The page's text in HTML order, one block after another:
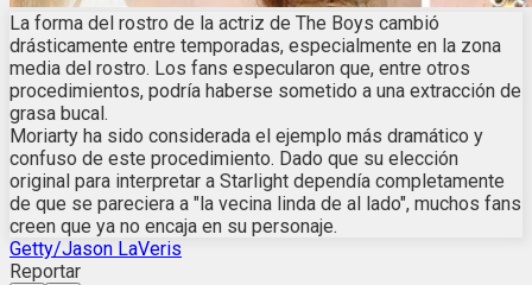
La forma del rostro de la actriz de The Boys cambió
drásticamente entre temporadas, especialmente en la zona
media del rostro. Los fans especularon que, entre otros
procedimientos, podría haberse sometido a una extracción de
grasa bucal.
Moriarty ha sido considerada el ejemplo más dramático y
confuso de este procedimiento. Dado que su elección
original para interpretar a Starlight dependía completamente
de que se pareciera a "la vecina linda de al lado", muchos fans
creen que ya no encaja en su personaje.
Getty/Jason LaVeris
Reportar